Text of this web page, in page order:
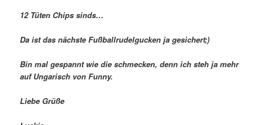
12 Tüten Chips sinds…
Da ist das nächste Fußballrudelgucken ja gesichert;)
Bin mal gespannt wie die schmecken, denn ich steh ja mehr
auf Ungarisch von Funny.
Liebe Grüße